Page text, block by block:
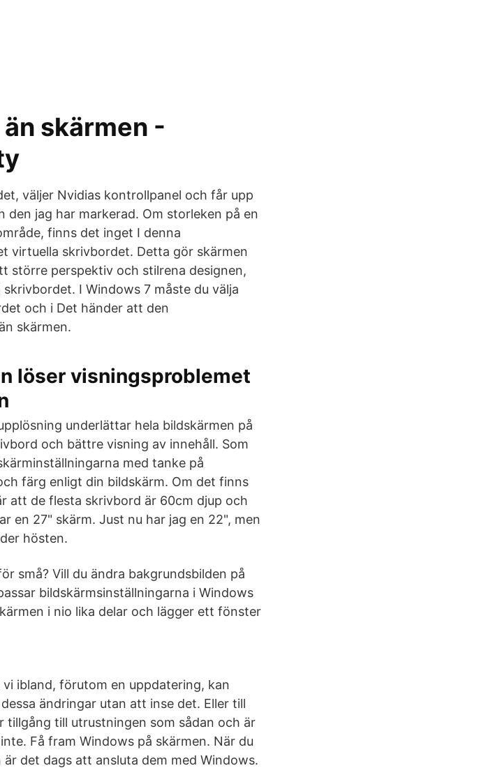
skärmen -
väljer Nvidias kontrollpanel och får upp
jag har markerad. Om storleken på en
finns det inget I denna
virtuella skrivbordet. Detta gör skärmen
större perspektiv och stilrena designen,
I Windows 7 måste du välja
och i Det händer att den
skärmen.
löser visningsproblemet
underlättar hela bildskärmen på
och bättre visning av innehåll. Som
med tanke på
färg enligt din bildskärm. Om det finns
att de flesta skrivbord är 60cm djup och
en 27" skärm. Just nu har jag en 22", men
hösten.
små? Vill du ändra bakgrundsbilden på
bildskärmsinställningarna i Windows
i nio lika delar och lägger ett fönster
ibland, förutom en uppdatering, kan
ändringar utan att inse det. Eller till
tillgång till utrustningen som sådan och är
Få fram Windows på skärmen. När du
det dags att ansluta dem med Windows.